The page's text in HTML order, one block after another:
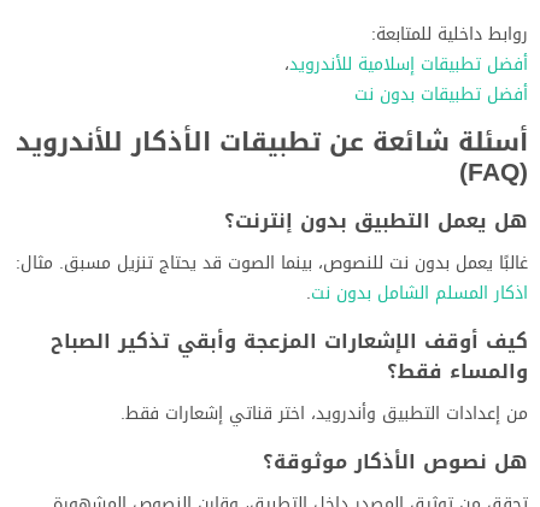
روابط داخلية للمتابعة:
أفضل تطبيقات إسلامية للأندرويد،
أفضل تطبيقات بدون نت
أسئلة شائعة عن تطبيقات الأذكار للأندرويد
(FAQ)
هل يعمل التطبيق بدون إنترنت؟
غالبًا يعمل بدون نت للنصوص، بينما الصوت قد يحتاج تنزيل مسبق. مثال:
اذكار المسلم الشامل بدون نت.
كيف أوقف الإشعارات المزعجة وأبقي تذكير الصباح
والمساء فقط؟
من إعدادات التطبيق وأندرويد، اختر قناتي إشعارات فقط.
هل نصوص الأذكار موثوقة؟